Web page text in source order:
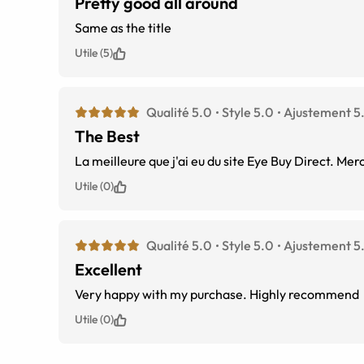
Same as the title
Utile (5)
Qualité 5.0 Style 5.0 Ajustement
The Best
La meilleure que j'ai eu du site Eye Buy Direct.
Utile (0)
Qualité 5.0 Style 5.0 Ajustement
Excellent
Very happy with my purchase. Highly recommend
Utile (0)